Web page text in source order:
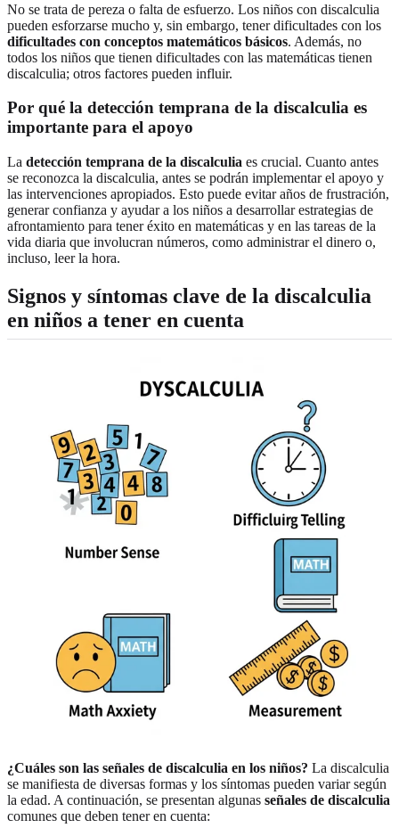
No se trata de pereza o falta de esfuerzo. Los niños con discalculia
pueden esforzarse mucho y, sin embargo, tener dificultades con los
dificultades con conceptos matemáticos básicos. Además, no
todos los niños que tienen dificultades con las matemáticas tienen
discalculia; otros factores pueden influir.
Por qué la detección temprana de la discalculia es
importante para el apoyo
La detección temprana de la discalculia es crucial. Cuanto antes
se reconozca la discalculia, antes se podrán implementar el apoyo y
las intervenciones apropiados. Esto puede evitar años de frustración,
generar confianza y ayudar a los niños a desarrollar estrategias de
afrontamiento para tener éxito en matemáticas y en las tareas de la
vida diaria que involucran números, como administrar el dinero o,
incluso, leer la hora.
Signos y síntomas clave de la discalculia
en niños a tener en cuenta
¿Cuáles son las señales de discalculia en los niños? La discalculia
se manifiesta de diversas formas y los síntomas pueden variar según
la edad. A continuación, se presentan algunas señales de discalculia
comunes que deben tener en cuenta: